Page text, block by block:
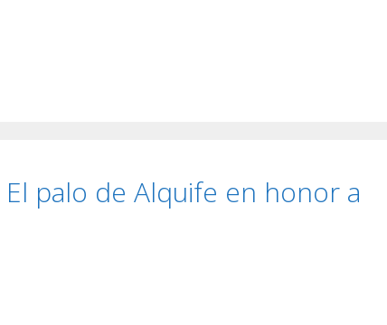
palo de Alquife en honor a